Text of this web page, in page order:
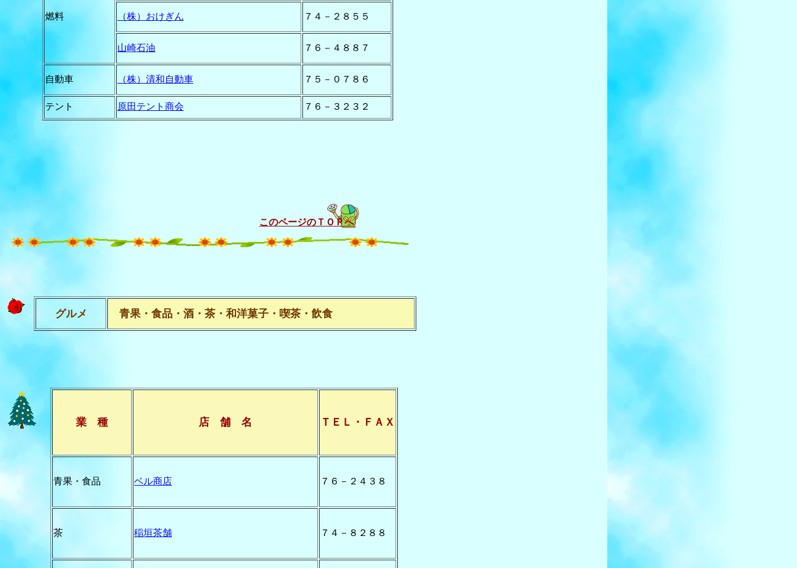
業 種 店 舗 名 ＴＥＬ・ＦＡＸ
青果・食品 ベル商店 ７６－２４３８
茶 稲垣茶舗 ７４－８２８８
このページのＴＯＰへ
燃料 （株）おけぎん ７４－２８５５
山崎石油 ７６－４８８７
自動車 （株）清和自動車 ７５－０７８６
テント 原田テント商会 ７６－３２３２
グルメ 青果・食品・酒・茶・和洋菓子・喫茶・飲食